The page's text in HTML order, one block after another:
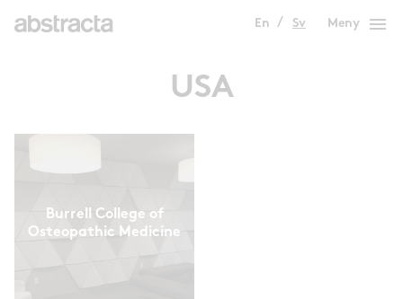
En Sv Meny menu
USA
Burrell College of
Osteopathic Medicine